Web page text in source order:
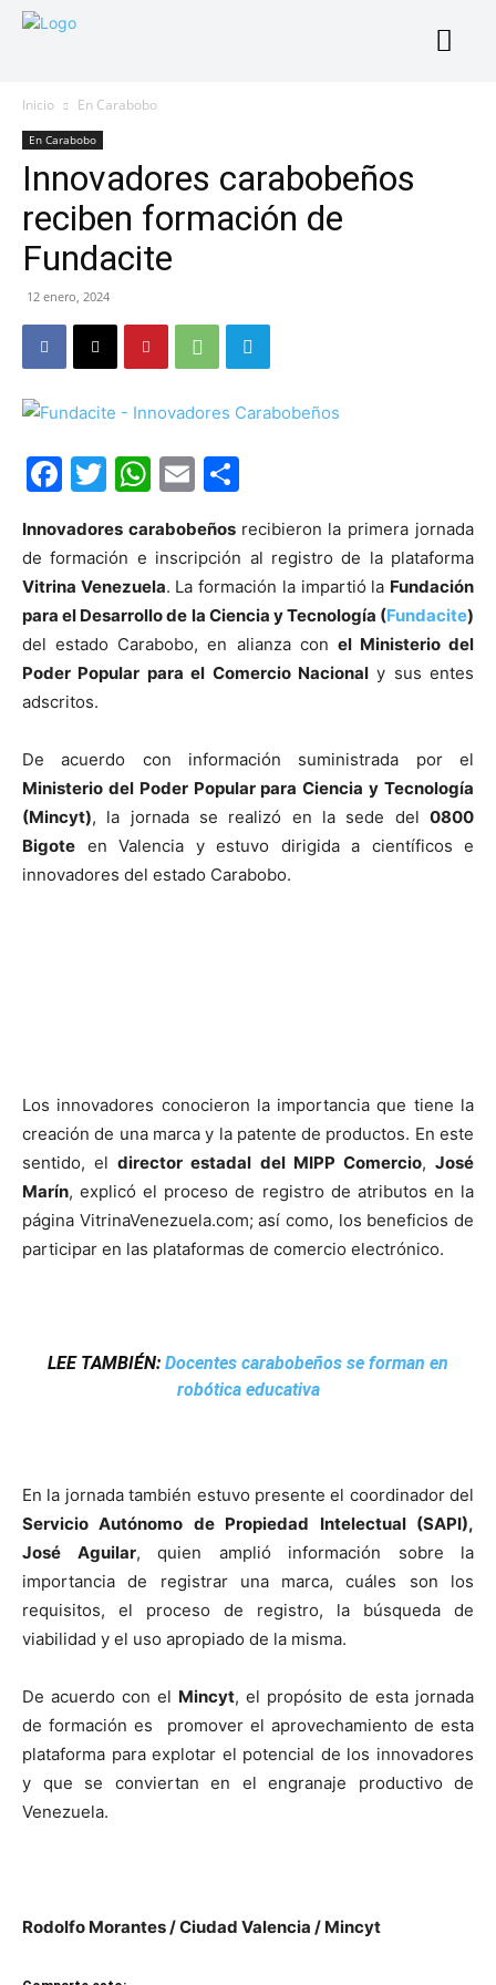
Inicio En Carabobo
En Carabobo
Innovadores carabobeños
reciben formación de
Fundacite
12 enero, 2024
Facebook
Twitter
WhatsApp
Email
Innovadores carabobeños recibieron la primera jornada
de formación e inscripción al registro de la plataforma
Vitrina Venezuela. La formación la impartió la Fundación
para el Desarrollo de la Ciencia y Tecnología (Fundacite)
del estado Carabobo, en alianza con el Ministerio del
Poder Popular para el Comercio Nacionaly sus entes
adscritos.
De acuerdo con información suministrada por el
Ministerio del Poder Popular para Ciencia y Tecnología
(Mincyt), la jornada se realizó en la sede del 0800
Bigote en Valencia y estuvo dirigida a científicos e
innovadores del estado Carabobo.
Los innovadores conocieron la importancia que tiene la
creación de una marca y la patente de productos. En este
sentido, eldirector estadal del MIPP Comercio,José
Marín, explicó el proceso de registro de atributos en la
página VitrinaVenezuela.com; así como, los beneficios de
participar en las plataformas de comercio electrónico.
LEE TAMBIÉN: Docentes carabobeños se forman en
robótica educativa
En la jornada también estuvo presente el coordinador del
Servicio Autónomo de Propiedad Intelectual (SAPI),
José Aguilar, quien amplió información sobre la
importancia de registrar una marca, cuáles son los
requisitos, el proceso de registro, la búsqueda de
viabilidad y el uso apropiado de la misma.
De acuerdo con el Mincyt, el propósito de esta jornada
de formación es promover el aprovechamiento de esta
plataforma para explotar el potencial de los innovadores
y que se conviertan en el engranaje productivo de
Venezuela.
Rodolfo Morantes / Ciudad Valencia / Mincyt